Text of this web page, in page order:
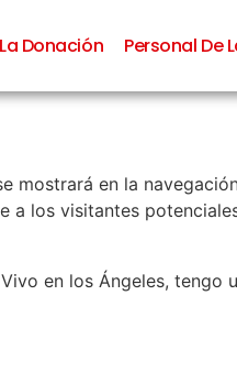
Donación Personal De
mostrará en la
a los visitantes
en los Ángeles, tengo